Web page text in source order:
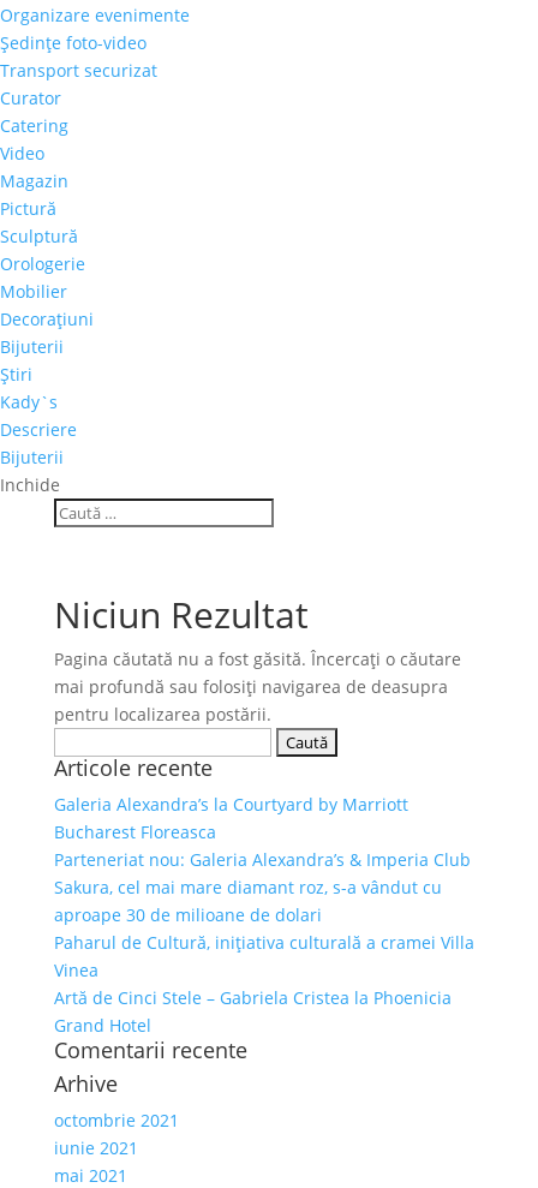
Organizare evenimente
Şedinţe foto-video
Transport securizat
Curator
Catering
Video
Magazin
Pictură
Sculptură
Orologerie
Mobilier
Decoraţiuni
Bijuterii
Ştiri
Kady`s
Descriere
Bijuterii
Inchide
Niciun Rezultat
Pagina căutată nu a fost găsită. Încercați o căutare
mai profundă sau folosiți navigarea de deasupra
pentru localizarea postării.
după:
Articole recente
Galeria Alexandra’s la Courtyard by Marriott
Bucharest Floreasca
Parteneriat nou: Galeria Alexandra’s & Imperia Club
Sakura, cel mai mare diamant roz, s-a vândut cu
aproape 30 de milioane de dolari
Paharul de Cultură, inițiativa culturală a cramei Villa
Vinea
Artă de Cinci Stele – Gabriela Cristea la Phoenicia
Grand Hotel
Comentarii recente
Arhive
octombrie 2021
iunie 2021
mai 2021